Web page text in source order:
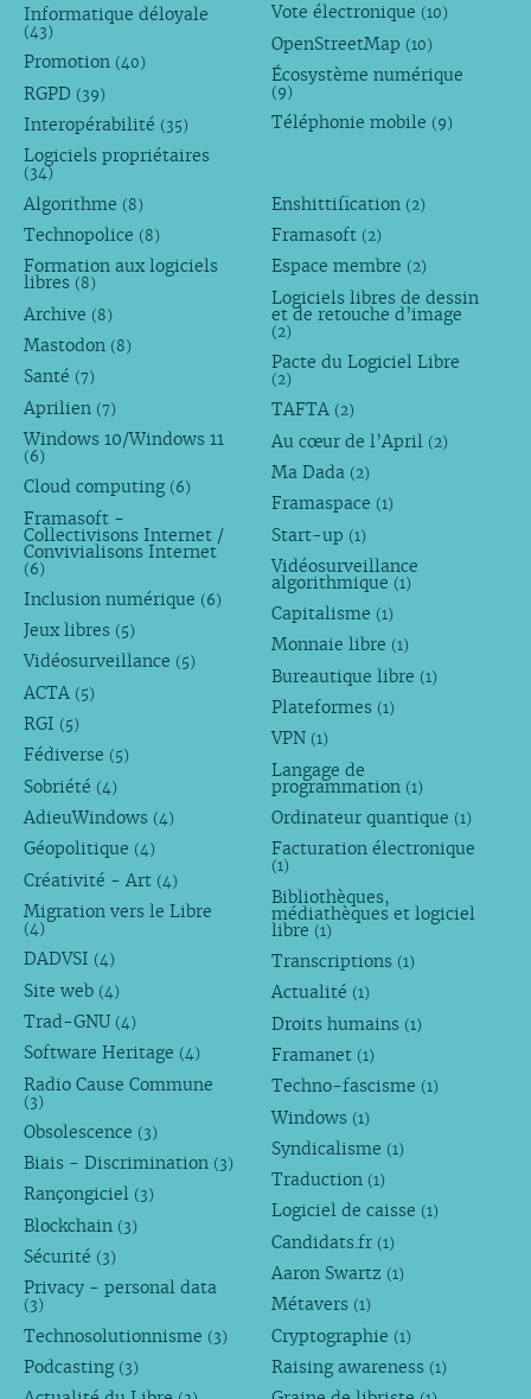
Informatique déloyale
(43)
Promotion (40)
RGPD (39)
Interopérabilité (35)
Logiciels propriétaires
(34)
Vote électronique (10)
OpenStreetMap (10)
Écosystème numérique
(9)
Téléphonie mobile (9)
Algorithme (8)
Technopolice (8)
Formation aux logiciels
libres (8)
Archive (8)
Mastodon (8)
Santé (7)
Aprilien (7)
Windows 10/Windows 11
(6)
Cloud computing (6)
Framasoft -
Collectivisons Internet /
Convivialisons Internet
(6)
Inclusion numérique (6)
Jeux libres (5)
Vidéosurveillance (5)
ACTA (5)
RGI (5)
Fédiverse (5)
Sobriété (4)
AdieuWindows (4)
Géopolitique (4)
Créativité - Art (4)
Migration vers le Libre
(4)
DADVSI (4)
Site web (4)
Trad-GNU (4)
Software Heritage (4)
Radio Cause Commune
(3)
Obsolescence (3)
Biais - Discrimination (3)
Rançongiciel (3)
Blockchain (3)
Sécurité (3)
Privacy - personal data
(3)
Technosolutionnisme (3)
Podcasting (3)
Enshittification (2)
Framasoft (2)
Espace membre (2)
Logiciels libres de dessin
et de retouche d’image
(2)
Pacte du Logiciel Libre
(2)
TAFTA (2)
Au cœur de l’April (2)
Ma Dada (2)
Framaspace (1)
Start-up (1)
Vidéosurveillance
algorithmique (1)
Capitalisme (1)
Monnaie libre (1)
Bureautique libre (1)
Plateformes (1)
VPN (1)
Langage de
programmation (1)
Ordinateur quantique (1)
Facturation électronique
(1)
Bibliothèques,
médiathèques et logiciel
libre (1)
Transcriptions (1)
Actualité (1)
Droits humains (1)
Framanet (1)
Techno-fascisme (1)
Windows (1)
Syndicalisme (1)
Traduction (1)
Logiciel de caisse (1)
Candidats.fr (1)
Aaron Swartz (1)
Métavers (1)
Cryptographie (1)
Raising awareness (1)